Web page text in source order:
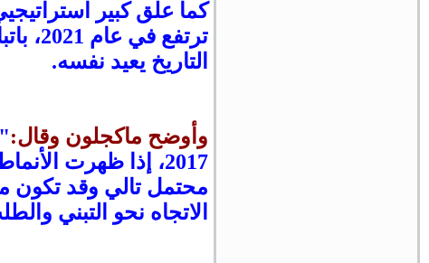
كما علق كبير
التاريخ يعيد نفسه.
وأوضح ماكجلون وقال:
2017، إذا ظهرت
محتمل تالي وقد تكون
الاتجاه نحو التبني